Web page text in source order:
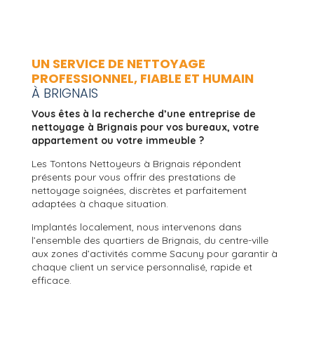
UN SERVICE DE NETTOYAGE
PROFESSIONNEL, FIABLE ET HUMAIN
À BRIGNAIS
Vous êtes à la recherche d’une entreprise de
nettoyage à Brignais pour vos bureaux, votre
appartement ou votre immeuble ?
Les Tontons Nettoyeurs à Brignais répondent
présents pour vous offrir des prestations de
nettoyage soignées, discrètes et parfaitement
adaptées à chaque situation.
Implantés localement, nous intervenons dans
l’ensemble des quartiers de Brignais, du centre-ville
aux zones d’activités comme Sacuny pour garantir à
chaque client un service personnalisé, rapide et
efficace.